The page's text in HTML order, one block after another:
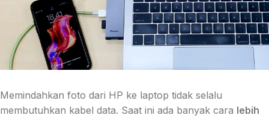
Memindahkan foto dari HP ke laptop tidak selalu
membutuhkan kabel data. Saat ini ada banyak cara lebih